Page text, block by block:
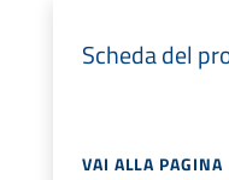
Scheda del
VAI ALLA PAGINA